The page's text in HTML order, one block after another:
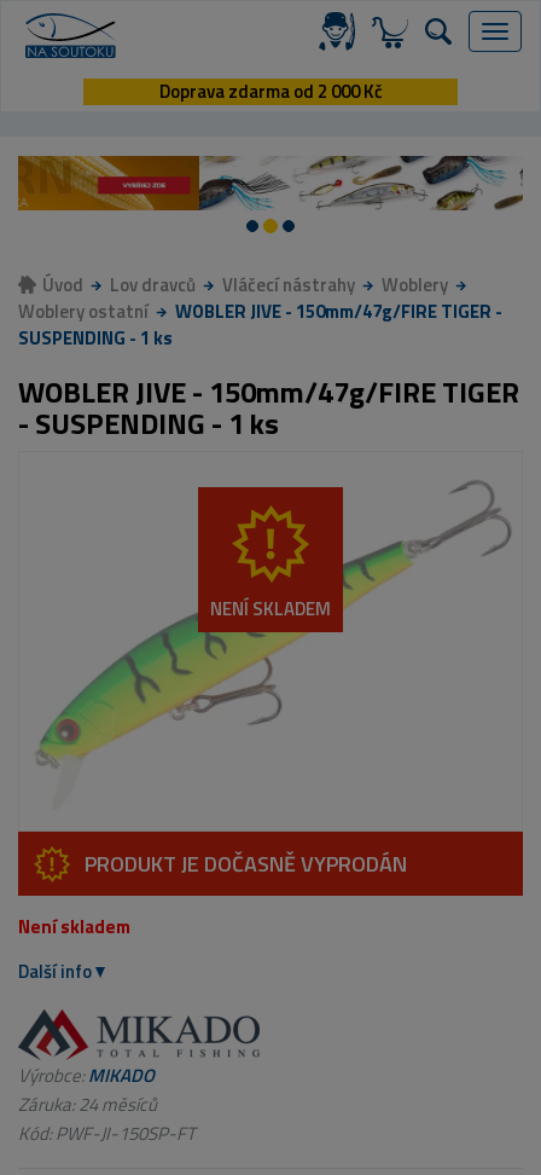
Menu
Doprava zdarma od 2 000 Kč
Úvod Lov dravců Vláčecí nástrahy
Woblery
Woblery ostatní
WOBLER JIVE - 150mm/47g/FIRE TIGER -
SUSPENDING - 1 ks
WOBLER JIVE - 150mm/47g/FIRE TIGER
- SUSPENDING - 1 ks
NENÍ SKLADEM
PRODUKT JE DOČASNĚ VYPRODÁN
Není skladem
Další info
Výrobce:MIKADO
Záruka: 24 měsíců
Kód:PWF-JI-150SP-FT